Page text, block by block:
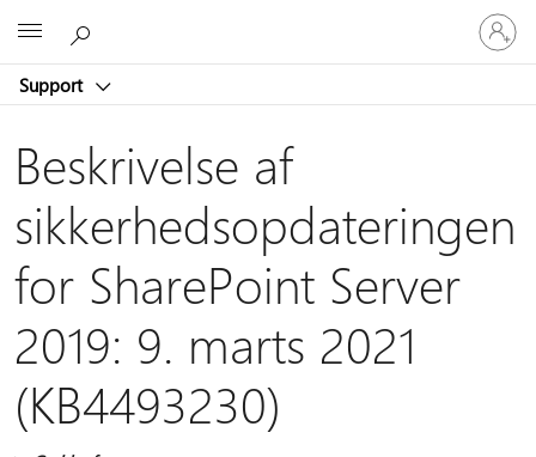
Support
Log
på
din
Beskrivelse af
sikkerhedsopdateringen
for SharePoint Server
2019: 9. marts 2021
(KB4493230)